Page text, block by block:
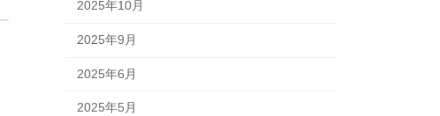
2025年10月
2025年9月
2025年6月
2025年5月